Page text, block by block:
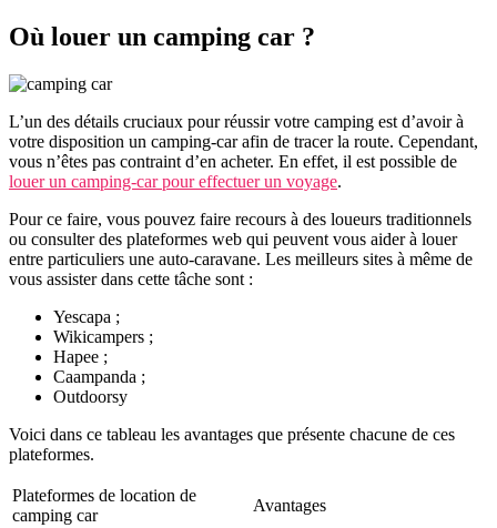
Où louer un camping car ?
L’un des détails cruciaux pour réussir votre camping est d’avoir à
votre disposition un camping-car afin de tracer la route. Cependant,
vous n’êtes pas contraint d’en acheter. En effet, il est possible de
louer un camping-car pour effectuer un voyage.
Pour ce faire, vous pouvez faire recours à des loueurs traditionnels
ou consulter des plateformes web qui peuvent vous aider à louer
entre particuliers une auto-caravane. Les meilleurs sites à même de
vous assister dans cette tâche sont :
Yescapa ;
Wikicampers ;
Hapee ;
Caampanda ;
Outdoorsy
Voici dans ce tableau les avantages que présente chacune de ces
plateformes.
Plateformes de location de
camping car
Avantages